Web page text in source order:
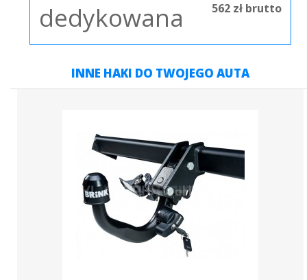
dedykowana 562 zł brutto
INNE HAKI DO TWOJEGO AUTA